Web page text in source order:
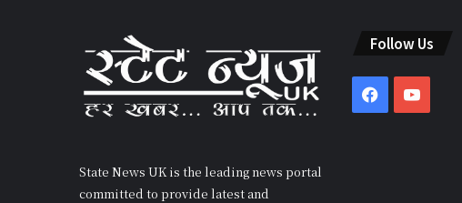
State News UK is the leading news portal
committed to provide latest and
Follow Us
Facebook